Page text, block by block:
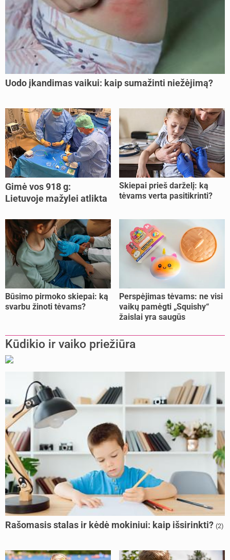
Uodo įkandimas vaikui: kaip sumažinti niežėjimą?
Gimė vos 918 g:
Lietuvoje mažylei atlikta
Skiepai prieš darželį: ką
tėvams verta pasitikrinti?
Būsimo pirmoko skiepai: ką
svarbu žinoti tėvams?
Perspėjimas tėvams: ne visi
vaikų pamėgti „Squishy“
žaislai yra saugūs
Kūdikio ir vaiko priežiūra
Rašomasis stalas ir kėdė mokiniui: kaip išsirinkti? (2)